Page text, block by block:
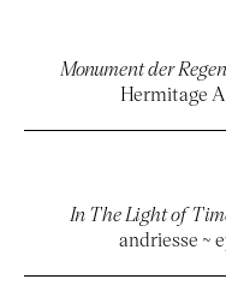
Monument der
Hermitage
In The Light of
andriesse ~